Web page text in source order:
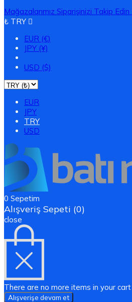
Mağazalarımız Siparişinizi Takip Edin
₺ TRY 
EUR (€)
JPY (¥)
USD ($)
EUR
JPY
TRY
USD
0 Sepetim
Alışveriş Sepeti (0)
close
There are no more items in your cart
Alışverişe devam et